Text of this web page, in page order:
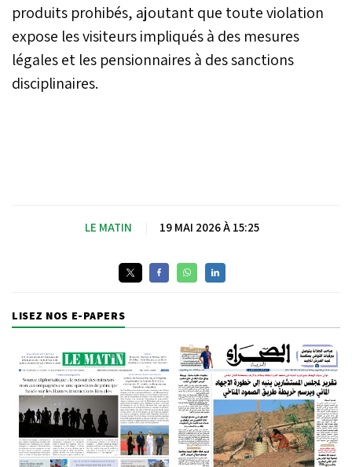
produits prohibés, ajoutant que toute violation
expose les visiteurs impliqués à des mesures
légales et les pensionnaires à des sanctions
disciplinaires.
LE MATIN 19 MAI 2026 À 15:25
LISEZ NOS E-PAPERS